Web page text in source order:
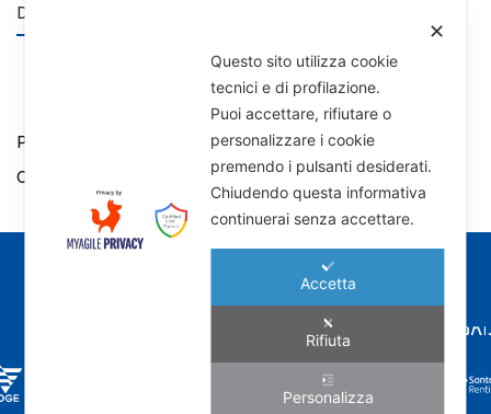
DISCLAIMER
Privacy Policy
Cookie Policy
I NOSTRI MARCHI
✕
Questo sito utilizza cookie
tecnici e di profilazione.
Puoi accettare, rifiutare o
personalizzare i cookie
premendo i pulsanti desiderati.
Chiudendo questa informativa
continuerai senza accettare.
Accetta
Rifiuta
Personalizza